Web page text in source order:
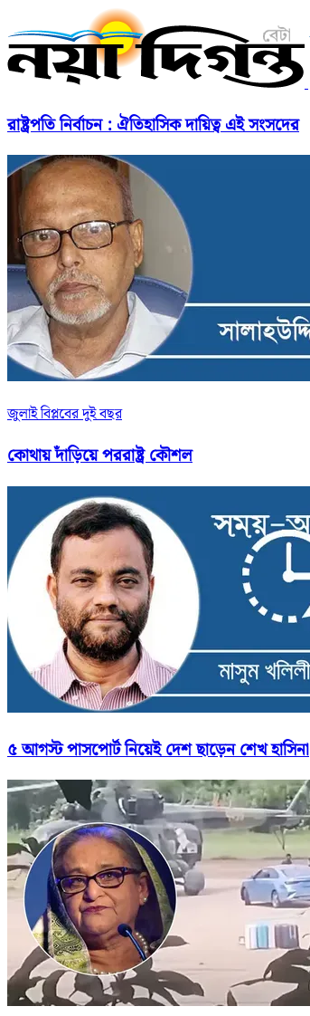
রাষ্ট্রপতি নির্বাচন : ঐতিহাসিক দায়িত্ব এই সংসদের
জুলাই বিপ্লবের দুই বছর
কোথায় দাঁড়িয়ে পররাষ্ট্র কৌশল
৫ আগস্ট পাসপোর্ট নিয়েই দেশ ছাড়েন শেখ হাসিনা